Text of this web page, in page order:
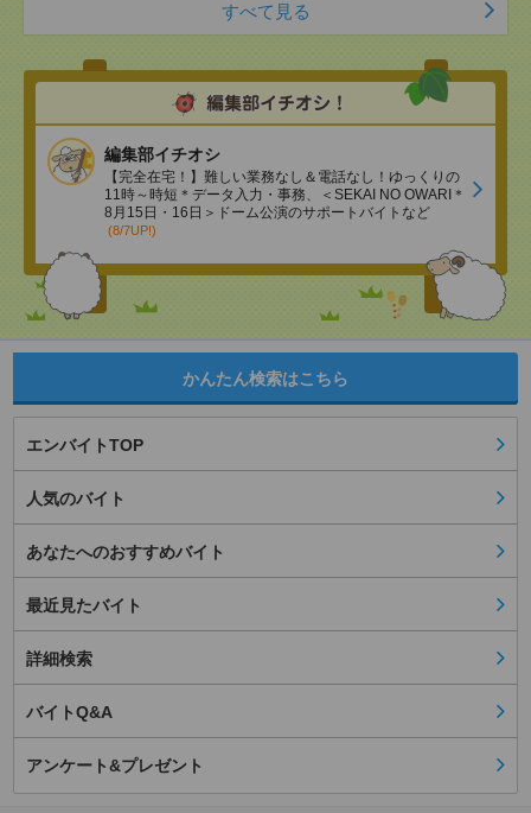
すべて見る
編集部イチオシ
【完全在宅！】難しい業務なし＆電話なし！ゆっくりの
11時～時短＊データ入力・事務、＜SEKAI NO OWARI＊
8月15日・16日＞ドーム公演のサポートバイトなど
(8/7UP!)
かんたん検索はこちら
エンバイトTOP
人気のバイト
あなたへのおすすめバイト
最近見たバイト
詳細検索
バイトQ&A
アンケート&プレゼント